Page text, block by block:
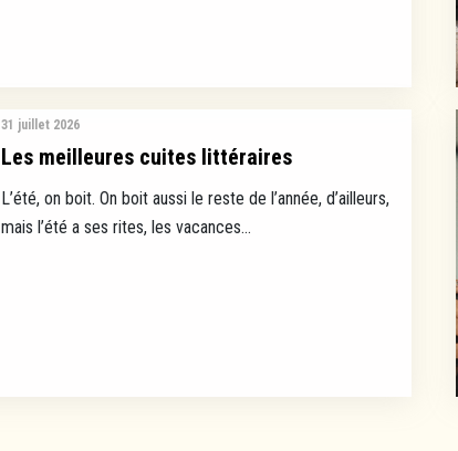
31 juillet 2026
Les meilleures cuites littéraires
L’été, on boit. On boit aussi le reste de l’année, d’ailleurs,
mais l’été a ses rites, les vacances...